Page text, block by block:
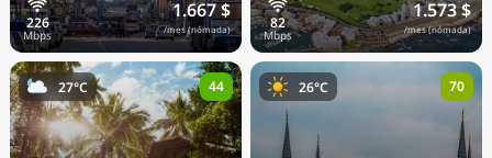
1.667 $
/mes (nómada)
1.573 $
/mes (nómada)
27°C 44 26°C 70